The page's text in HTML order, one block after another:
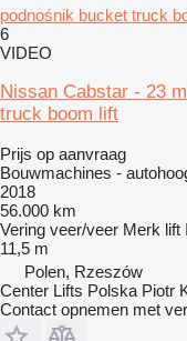
podnośnik bucket truck
6
VIDEO
Nissan Cabstar - 23
truck boom lift
Prijs op aanvraag
Bouwmachines -
2018
56.000 km
Vering veer/veer Merk lift
11,5 m
Polen, Rzeszów
Center Lifts Polska Piotr
Contact opnemen met